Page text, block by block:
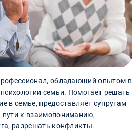
обладающий опытом в
семьи. Помогает решать
в семье, предоставляет супругам
к взаимопониманию,
разрешать конфликты.